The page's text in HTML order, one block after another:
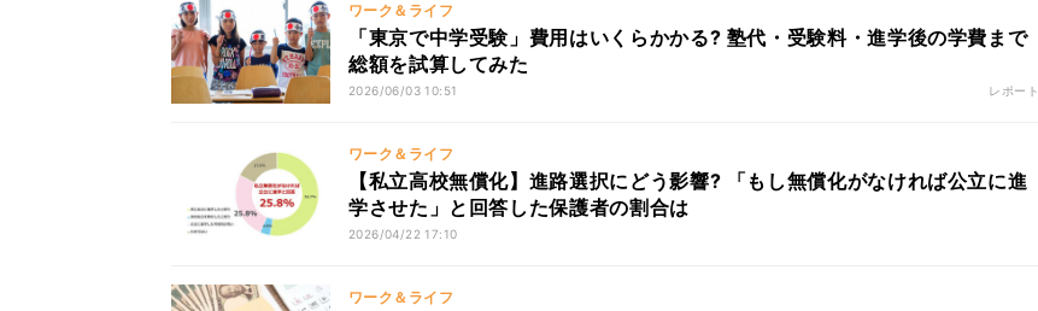
ワーク＆ライフ
「東京で中学受験」費用はいくらかかる? 塾代・受験料・進学後の学費まで
総額を試算してみた
2026/06/03 10:51 レポート
ワーク＆ライフ
【私立高校無償化】進路選択にどう影響? 「もし無償化がなければ公立に進
学させた」と回答した保護者の割合は
2026/04/22 17:10
ワーク＆ライフ